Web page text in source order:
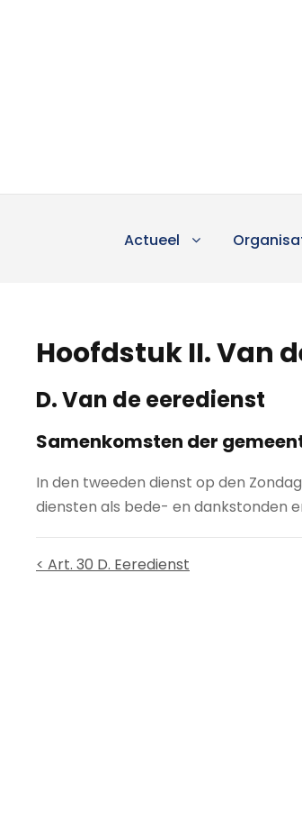
Actueel
Hoofdstuk II. Van
D. Van de eeredienst
Samenkomsten der
In den tweeden dienst op den
diensten als bede- en dankstonden
< Art. 30 D. Eeredienst